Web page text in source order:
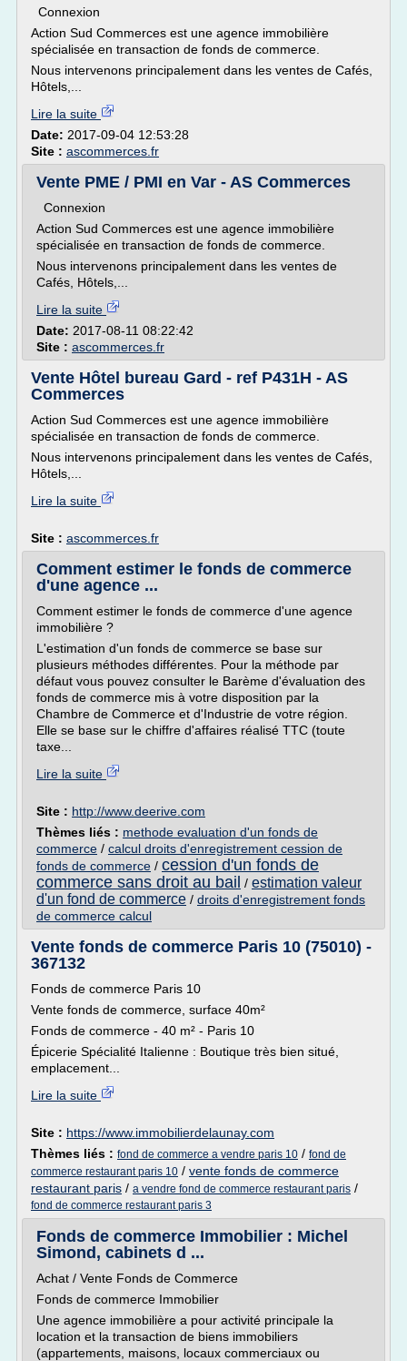
Connexion
Action Sud Commerces est une agence immobilière
spécialisée en transaction de fonds de commerce.
Nous intervenons principalement dans les ventes de Cafés,
Hôtels,...
Lire la suite
Date: 2017-09-04 12:53:28
Site : ascommerces.fr
Vente PME / PMI en Var - AS Commerces
Connexion
Action Sud Commerces est une agence immobilière
spécialisée en transaction de fonds de commerce.
Nous intervenons principalement dans les ventes de
Cafés, Hôtels,...
Lire la suite
Date: 2017-08-11 08:22:42
Site : ascommerces.fr
Vente Hôtel bureau Gard - ref P431H - AS
Commerces
Action Sud Commerces est une agence immobilière
spécialisée en transaction de fonds de commerce.
Nous intervenons principalement dans les ventes de Cafés,
Hôtels,...
Lire la suite
Site : ascommerces.fr
Comment estimer le fonds de commerce
d'une agence ...
Comment estimer le fonds de commerce d'une agence
immobilière ?
L'estimation d'un fonds de commerce se base sur
plusieurs méthodes différentes. Pour la méthode par
défaut vous pouvez consulter le Barème d'évaluation des
fonds de commerce mis à votre disposition par la
Chambre de Commerce et d'Industrie de votre région.
Elle se base sur le chiffre d'affaires réalisé TTC (toute
taxe...
Lire la suite
Site : http://www.deerive.com
Thèmes liés : methode evaluation d'un fonds de
commerce / calcul droits d'enregistrement cession de
fonds de commerce / cession d'un fonds de
commerce sans droit au bail / estimation valeur
d'un fond de commerce / droits d'enregistrement fonds
de commerce calcul
Vente fonds de commerce Paris 10 (75010) -
367132
Fonds de commerce Paris 10
Vente fonds de commerce, surface 40m²
Fonds de commerce - 40 m² - Paris 10
Épicerie Spécialité Italienne : Boutique très bien situé,
emplacement...
Lire la suite
Site : https://www.immobilierdelaunay.com
Thèmes liés : fond de commerce a vendre paris 10 / fond de
commerce restaurant paris 10 / vente fonds de commerce
restaurant paris / a vendre fond de commerce restaurant paris /
fond de commerce restaurant paris 3
Fonds de commerce Immobilier : Michel
Simond, cabinets d ...
Achat / Vente Fonds de Commerce
Fonds de commerce Immobilier
Une agence immobilière a pour activité principale la
location et la transaction de biens immobiliers
(appartements, maisons, locaux commerciaux ou